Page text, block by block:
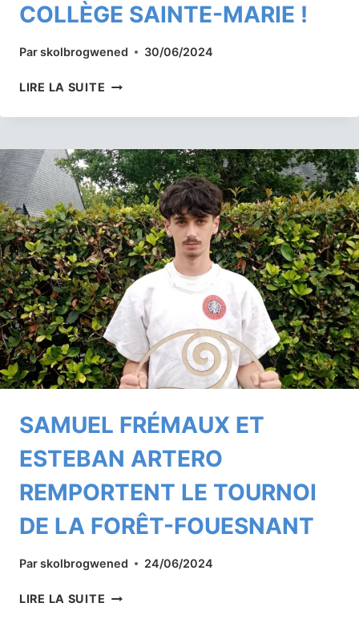
COLLÈGE SAINTE-MARIE !
Parskolbrogwened 30/06/2024
LIRE LA SUITE UNE
BELLE
DU
TOURNOI
DE
GOUREN
DU
COLLÈGE
SAINTE-
MARIE
!
SAMUEL FRÉMAUX ET
ESTEBAN ARTERO
REMPORTENT LE TOURNOI
DE LA FORÊT-FOUESNANT
Parskolbrogwened 24/06/2024
LIRE LA SUITE SAMUEL